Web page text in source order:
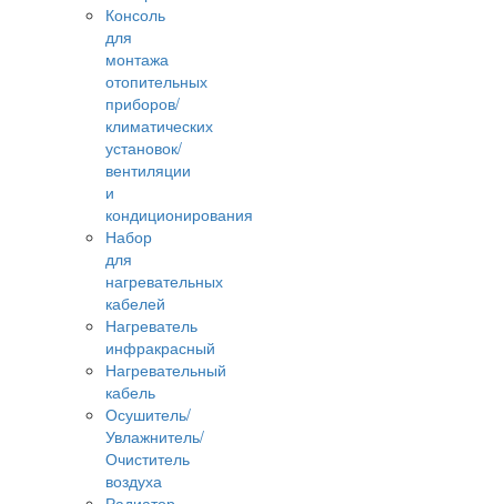
Консоль
для
монтажа
отопительных
приборов/
климатических
установок/
вентиляции
и
кондиционирования
Набор
для
нагревательных
кабелей
Нагреватель
инфракрасный
Нагревательный
кабель
Осушитель/
Увлажнитель/
Очиститель
воздуха